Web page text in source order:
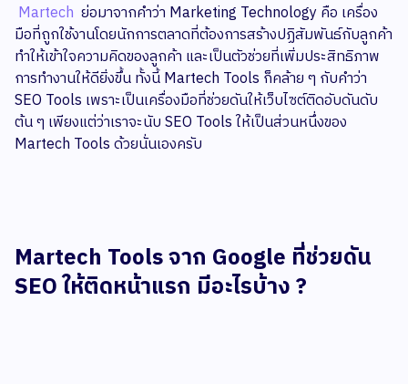
Martech ย่อมาจากคำว่า Marketing Technology คือ เครื่อง
มือที่ถูกใช้งานโดยนักการตลาดที่ต้องการสร้างปฏิสัมพันธ์กับลูกค้า
ทำให้เข้าใจความคิดของลูกค้า และเป็นตัวช่วยที่เพิ่มประสิทธิภาพ
การทำงานให้ดียิ่งขึ้น ทั้งนี้ Martech Tools ก็คล้าย ๆ กับคำว่า
SEO Tools เพราะเป็นเครื่องมือที่ช่วยดันให้เว็บไซต์ติดอับดันดับ
ต้น ๆ เพียงแต่ว่าเราจะนับ SEO Tools ให้เป็นส่วนหนึ่งของ
Martech Tools ด้วยนั่นเองครับ
Martech Tools จาก Google ที่ช่วยดัน
SEO ให้ติดหน้าแรก มีอะไรบ้าง ?